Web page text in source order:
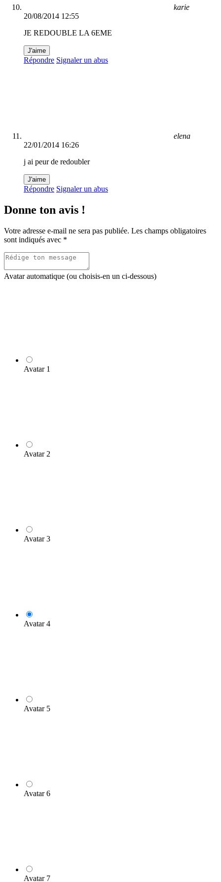
karie
20/08/2014 12:55
JE REDOUBLE LA 6EME
J'aime
Répondre Signaler un abus
elena
22/01/2014 16:26
j ai peur de redoubler
J'aime
Répondre Signaler un abus
Donne ton avis !
Votre adresse e-mail ne sera pas publiée. Les champs obligatoires
sont indiqués avec *
Avatar automatique (ou choisis-en un ci-dessous)
Avatar 1
Avatar 2
Avatar 3
Avatar 4
Avatar 5
Avatar 6
Avatar 7